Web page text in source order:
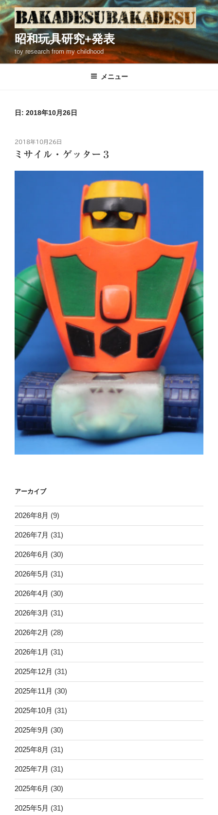
コ
ン
テ
ン
ツ
へ
昭和玩具研究+発表
toy research from my childhood
メニュー
日: 2018年10月26日
投
稿
日:
2018年10月26日
ミサイル・ゲッター３
アーカイブ
2026年8月 (9)
2026年7月 (31)
2026年6月 (30)
2026年5月 (31)
2026年4月 (30)
2026年3月 (31)
2026年2月 (28)
2026年1月 (31)
2025年12月 (31)
2025年11月 (30)
2025年10月 (31)
2025年9月 (30)
2025年8月 (31)
2025年7月 (31)
2025年6月 (30)
2025年5月 (31)